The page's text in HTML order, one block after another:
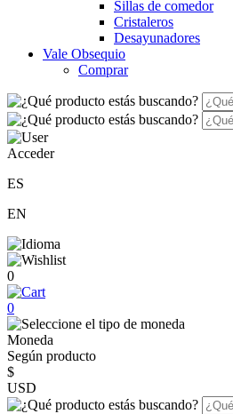
Sillas de comedor
Cristaleros
Desayunadores
Vale Obsequio
Comprar
Acceder
ES
EN
0
0
Moneda
Según producto
$
USD